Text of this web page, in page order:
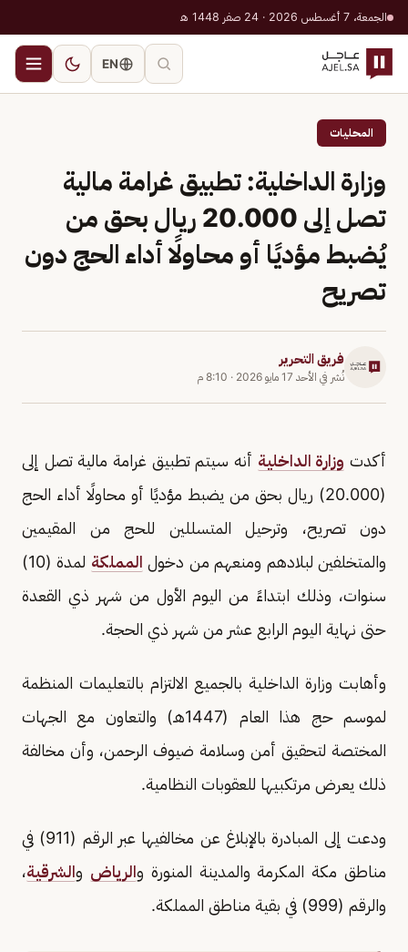
الجمعة، 7 أغسطس 2026 · 24 صفر 1448 هـ
EN
المحليات
وزارة الداخلية: تطبيق غرامة مالية
تصل إلى 20.000 ريال بحق من
يُضبط مؤديًا أو محاولًا أداء الحج دون
تصريح
فريق التحرير
نُشر في الأحد 17 مايو 2026 · 8:10 م
أكدت وزارة الداخلية أنه سيتم تطبيق غرامة مالية تصل إلى
(20.000) ريال بحق من يضبط مؤديًا أو محاولًا أداء الحج
دون تصريح، وترحيل المتسللين للحج من المقيمين
والمتخلفين لبلادهم ومنعهم من دخول المملكة
لمدة (10)
سنوات، وذلك ابتداءً من اليوم الأول من شهر ذي القعدة
حتى نهاية اليوم الرابع عشر من شهر ذي الحجة.
وأهابت وزارة الداخلية بالجميع الالتزام بالتعليمات المنظمة
لموسم حج هذا العام (1447هـ) والتعاون مع الجهات
المختصة لتحقيق أمن وسلامة ضيوف الرحمن، وأن مخالفة
ذلك يعرض مرتكبيها للعقوبات النظامية.
ودعت إلى المبادرة بالإبلاغ عن مخالفيها عبر الرقم (911) في
مناطق مكة المكرمة والمدينة المنورة والرياض والشرقية،
والرقم (999) في بقية مناطق المملكة.